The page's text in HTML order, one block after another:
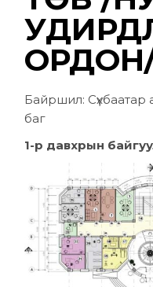
Байршил:
баг
1-р давхрын